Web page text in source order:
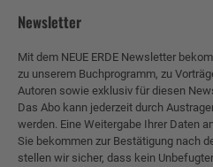
Newsletter
Mit dem NEUE ERDE Newsletter
zu unserem Buchprogramm, zu
Autoren sowie exklusiv für diesen
Das Abo kann jederzeit durch
werden. Eine Weitergabe Ihrer Daten
Sie bekommen zur Bestätigung nach
stellen wir sicher, dass kein